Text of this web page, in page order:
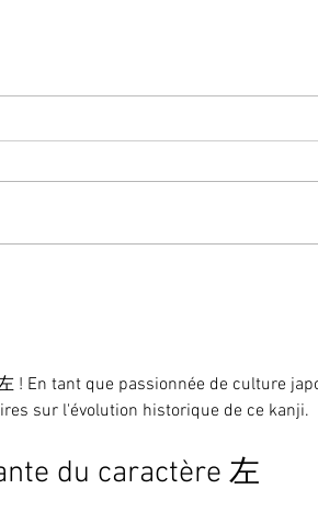
! En tant que passionnée de culture
sur l'évolution historique de ce kanji.
du caractère 左